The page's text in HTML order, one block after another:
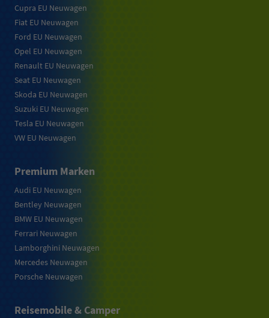
Cupra EU Neuwagen
Fiat EU Neuwagen
Ford EU Neuwagen
Opel EU Neuwagen
Renault EU Neuwagen
Seat EU Neuwagen
Skoda EU Neuwagen
Suzuki EU Neuwagen
Tesla EU Neuwagen
VW EU Neuwagen
Premium Marken
Audi EU Neuwagen
Bentley Neuwagen
BMW EU Neuwagen
Ferrari Neuwagen
Lamborghini Neuwagen
Mercedes Neuwagen
Porsche Neuwagen
Reisemobile & Camper